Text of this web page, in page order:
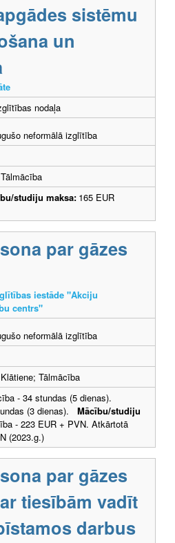
sistēmu
un
nodaļa
neformālā izglītība
Tālmācība
studiju maksa: 165 EUR
par gāzes
iestāde "Akciju
centrs"
neformālā izglītība
Klātiene; Tālmācība
- 34 stundas (5 dienas).
(3 dienas). Mācību/studiju
- 223 EUR + PVN. Atkārtotā
(2023.g.)
par gāzes
tiesībām vadīt
darbus